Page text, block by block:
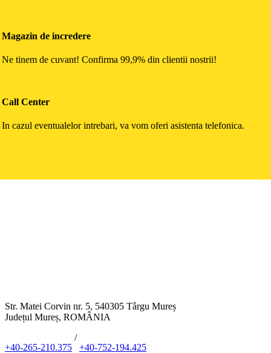
Magazin de incredere
Ne tinem de cuvant! Confirma 99,9% din clientii nostrii!
Call Center
In cazul eventualelor intrebari, va vom oferi asistenta telefonica.
Str. Matei Corvin nr. 5, 540305 Târgu Mureș
Județul Mureș, ROMÂNIA
+40-265-210.375
/
+40-752-194.425